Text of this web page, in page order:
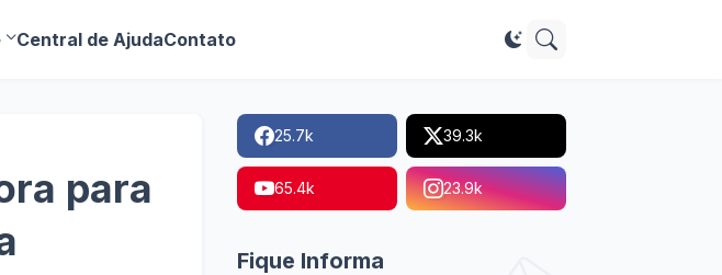
Central de AjudaContato
para
25.7k 39.3k
65.4k 23.9k
Fique Informa